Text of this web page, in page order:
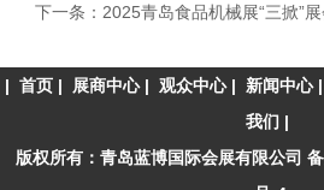
下一条：2025青岛食品机械展“三掀”
| 首页 | 展商中心| 观众中心| 新闻中心|
我们 |
版权所有：青岛蓝博国际会展有限公司